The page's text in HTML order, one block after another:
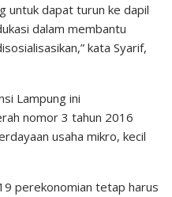
untuk dapat turun ke dapil
dalam membantu
kata Syarif,
Lampung ini
nomor 3 tahun 2016
usaha mikro, kecil
perekonomian tetap harus